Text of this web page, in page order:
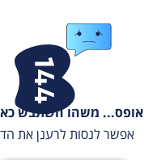
אופס... משהו השתבש
אפשר לנסות לרענן את